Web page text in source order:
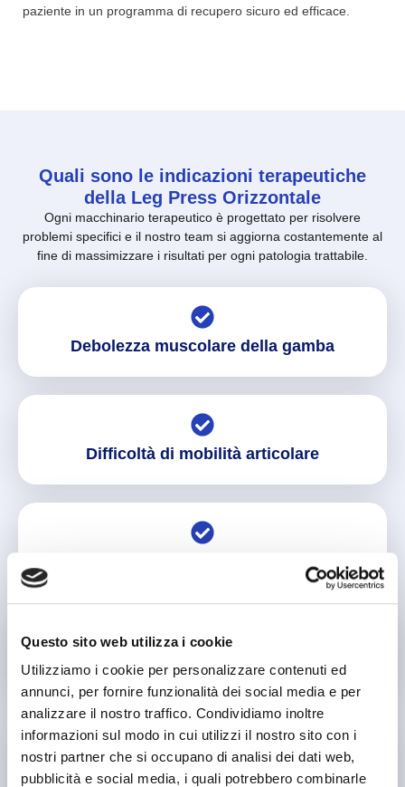
Questo sito web utilizza i cookie
Utilizziamo i cookie per personalizzare contenuti ed
annunci, per fornire funzionalità dei social media e per
analizzare il nostro traffico. Condividiamo inoltre
informazioni sul modo in cui utilizzi il nostro sito con i
nostri partner che si occupano di analisi dei dati web,
pubblicità e social media, i quali potrebbero combinarle
paziente in un programma di recupero sicuro ed efficace.
Quali sono le indicazioni terapeutiche
della Leg Press Orizzontale
Ogni macchinario terapeutico è progettato per risolvere
problemi specifici e il nostro team si aggiorna costantemente al
fine di massimizzare i risultati per ogni patologia trattabile.
Debolezza muscolare della gamba
Difficoltà di mobilità articolare
Instabilità articolare
Recupero da un infortunio al ginocchio o